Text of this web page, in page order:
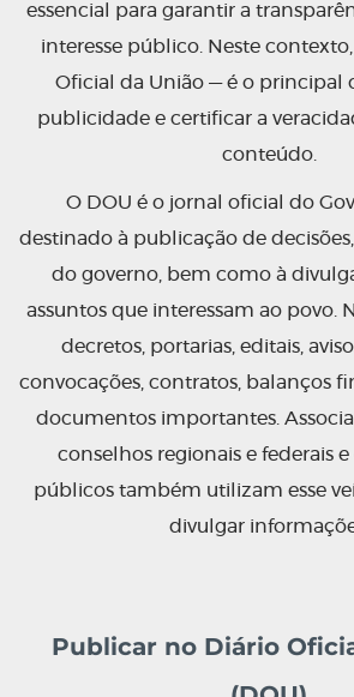
essencial para garantir a
interesse público. Neste
Oficial da União — é o principal
publicidade e certificar a
conteúdo.
O DOU é o jornal oficial do
destinado à publicação de
do governo, bem como à
assuntos que interessam ao povo.
decretos, portarias, editais,
convocações, contratos, balanços
documentos importantes.
conselhos regionais e federais
públicos também utilizam esse
divulgar
Publicar no Diário